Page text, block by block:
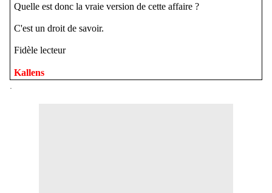
Quelle est donc la vraie version de cette affaire ?
C'est un droit de savoir.
Fidèle lecteur
Kallens
.